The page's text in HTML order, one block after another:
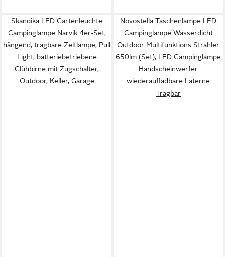
Skandika LED Gartenleuchte
Campinglampe Narvik 4er-Set,
hängend, tragbare Zeltlampe, Pull
Light, batteriebetriebene
Glühbirne mit Zugschalter,
Outdoor, Keller, Garage
Novostella Taschenlampe LED
Campinglampe Wasserdicht
Outdoor Multifunktions Strahler
650lm (Set), LED Campinglampe
Handscheinwerfer
wiederaufladbare Laterne
Tragbar